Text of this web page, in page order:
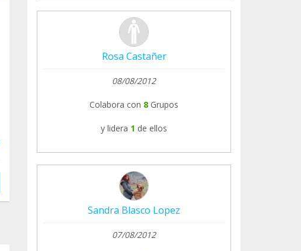
Rosa Castañer
08/08/2012
Colabora con 8 Grupos
y lidera 1 de ellos
Sandra Blasco Lopez
07/08/2012